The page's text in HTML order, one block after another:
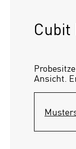
Ansicht.